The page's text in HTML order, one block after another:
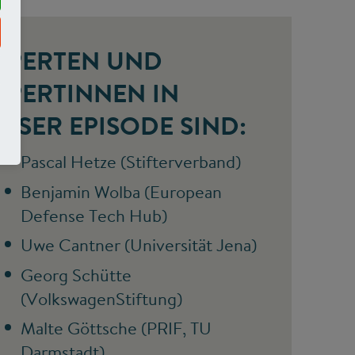
UND
IN
EPISODE SIND:
Pascal Hetze (Stifterverband)
Benjamin Wolba (European
Defense Tech Hub)
Uwe Cantner (Universität Jena)
Georg Schütte
(VolkswagenStiftung)
Malte Göttsche (PRIF, TU